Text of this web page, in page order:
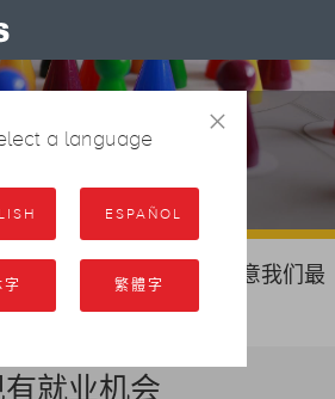
选加入我们的团队。留意我们最
有就业机会
a language
ESPAÑOL
字 繁體字
×